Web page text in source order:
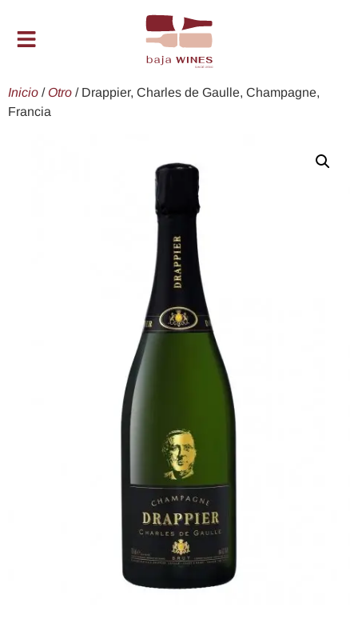
Inicio / Otro / Drappier, Charles de Gaulle, Champagne,
Francia